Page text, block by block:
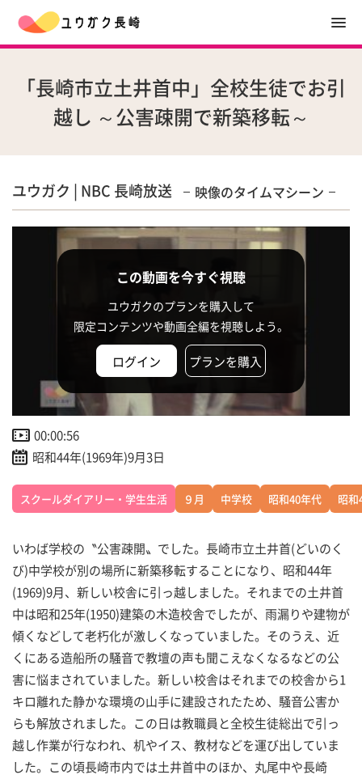
「長崎市立土井首中」全校生徒でお引
越し ～公害疎開で新築移転～
ユウガク | NBC 長崎放送 映像のタイムマシーン
この動画を今すぐ視聴
ユウガクのプランを購入して
限定コンテンツや動画全編を視聴しよう。
ログイン プランを購入
00:00:56
昭和44年(1969年)9月3日
スクールダイアリー・学生生活 ９月 中学校 昭和40年代 昭和
いわば学校の〝公害疎開〟でした。長崎市立土井首(どいのく
び)中学校が別の場所に新築移転することになり、昭和44年
(1969)9月、新しい校舎に引っ越しました。それまでの土井首
中は昭和25年(1950)建築の木造校舎でしたが、雨漏りや建物が
傾くなどして老朽化が激しくなっていました。そのうえ、近
くにある造船所の騒音で教壇の声も聞こえなくなるなどの公
害に悩まされていました。新しい校舎はそれまでの校舎から1
キロ離れた静かな環境の山手に建設されたため、騒音公害か
らも解放されました。この日は教職員と全校生徒総出で引っ
越し作業が行なわれ、机やイス、教材などを運び出していま
した。この頃長崎市内では土井首中のほか、丸尾中や長崎